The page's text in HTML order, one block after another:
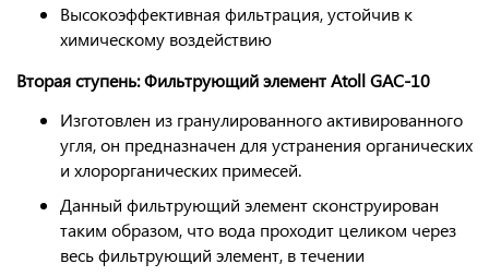
Высокоэффективная фильтрация, устойчив к
химическому воздействию
Вторая ступень: Фильтрующий элемент Atoll GAC-10
Изготовлен из гранулированного активированного
угля, он предназначен для устранения органических
и хлорорганических примесей.
Данный фильтрующий элемент сконструирован
таким образом, что вода проходит целиком через
весь фильтрующий элемент, в течении